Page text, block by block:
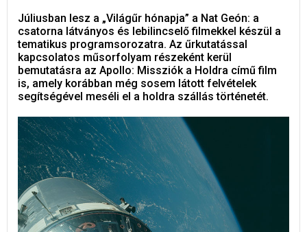
Júliusban lesz a „Világűr hónapja” a Nat Geón: a
csatorna látványos és lebilincselő filmekkel készül a
tematikus programsorozatra. Az űrkutatással
kapcsolatos műsorfolyam részeként kerül
bemutatásra az Apollo: Missziók a Holdra című film
is, amely korábban még sosem látott felvételek
segítségével meséli el a holdra szállás történetét.